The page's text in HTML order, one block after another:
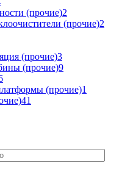
(прочие)2
(прочие)2
(прочие)3
(прочие)9
(прочие)1
41